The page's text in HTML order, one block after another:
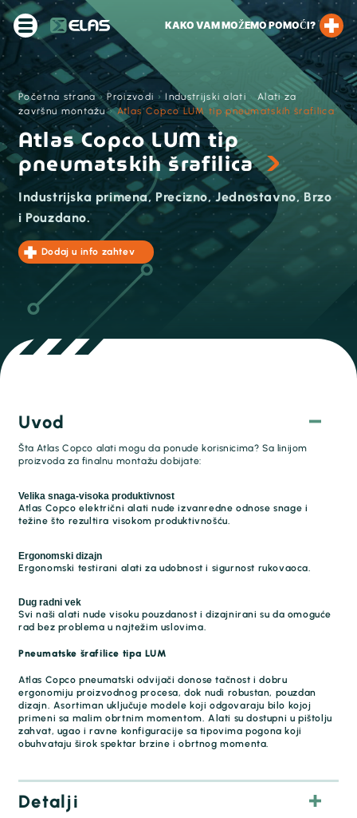
KAKO VAM MOŽEMO POMOĆI?
Početna strana›Proizvodi › Industrijski alati ›Alati za
završnu montažu›Atlas Copco LUM tip pneumatskih šrafilica
Atlas Copco LUM tip
pneumatskih šrafilica
Industrijska primena, Precizno, Jednostavno, Brzo
i Pouzdano.
Dodaj u info zahtev
Uvod
Šta Atlas Copco alati mogu da ponude korisnicima? Sa linijom
proizvoda za finalnu montažu dobijate:
Velika snaga-visoka produktivnost
Atlas Copco električni alati nude izvanredne odnose snage i
težine što rezultira visokom produktivnošću.
Ergonomski dizajn
Ergonomski testirani alati za udobnost i sigurnost rukovaoca.
Dug radni vek
Svi naši alati nude visoku pouzdanost i dizajnirani su da omoguće
rad bez problema u najtežim uslovima.
Pneumatske šrafilice tipa LUM
Atlas Copco pneumatski odvijači donose tačnost i dobru
ergonomiju proizvodnog procesa, dok nudi robustan, pouzdan
dizajn. Asortiman uključuje modele koji odgovaraju bilo kojoj
primeni sa malim obrtnim momentom. Alati su dostupni u pištolju
zahvat, ugao i ravne konfiguracije sa tipovima pogona koji
obuhvataju širok spektar brzine i obrtnog momenta.
Detalji